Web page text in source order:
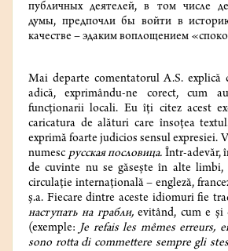
публичных деятелей, в том числе
думы, предпочли бы войти в
качестве – эдаким воплощением
Mai departe comentatorul A.S. explică
adică, exprimându-ne corect, cum
funcționarii locali. Eu îți citez acest
caricatura de alături care însoțea
exprimă foarte judicios sensul expresiei.
numescрусская пословица. Într-adevăr,
de cuvinte nu se găsește în alte limbi,
circulație internațională – engleză,
ș.a. Fiecare dintre aceste idiomuri fie
наступать на грабли,evitând, cum e și
(exemple: Je refais les mêmes erreurs,
sono rotta di commettere sempre gli